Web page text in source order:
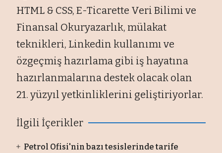
HTML & CSS, E-Ticarette Veri Bilimi ve
Finansal Okuryazarlık, mülakat
teknikleri, Linkedin kullanımı ve
özgeçmiş hazırlama gibi iş hayatına
hazırlanmalarına destek olacak olan
21. yüzyıl yetkinliklerini geliştiriyorlar.
İlgili İçerikler
Petrol Ofisi'nin bazı tesislerinde tarife